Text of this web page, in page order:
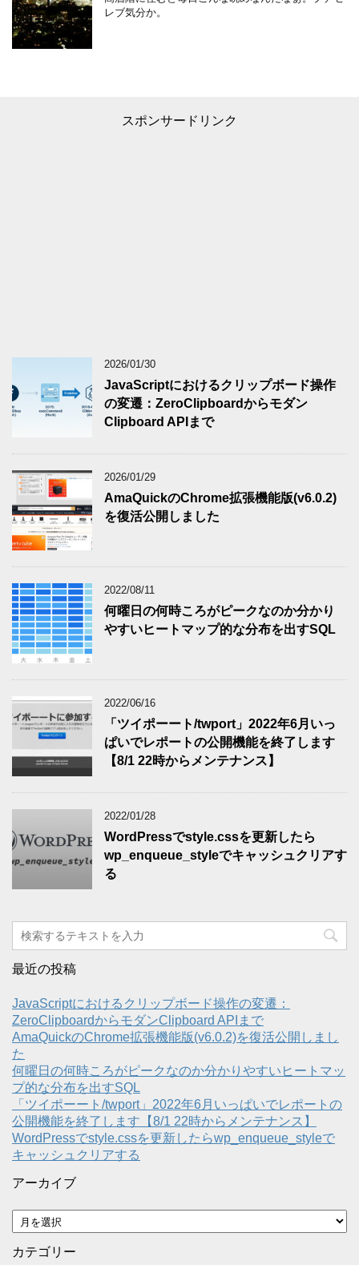
レブ気分か。
スポンサードリンク
2026/01/30
JavaScriptにおけるクリップボード操作
の変遷：ZeroClipboardからモダン
Clipboard APIまで
2026/01/29
AmaQuickのChrome拡張機能版(v6.0.2)
を復活公開しました
2022/08/11
何曜日の何時ころがピークなのか分かり
やすいヒートマップ的な分布を出すSQL
2022/06/16
「ツイポーート/twport」2022年6月いっ
ぱいでレポートの公開機能を終了します
【8/1 22時からメンテナンス】
2022/01/28
WordPressでstyle.cssを更新したら
wp_enqueue_styleでキャッシュクリアす
る
最近の投稿
JavaScriptにおけるクリップボード操作の変遷：
ZeroClipboardからモダンClipboard APIまで
AmaQuickのChrome拡張機能版(v6.0.2)を復活公開しまし
た
何曜日の何時ころがピークなのか分かりやすいヒートマッ
プ的な分布を出すSQL
「ツイポーート/twport」2022年6月いっぱいでレポートの
公開機能を終了します【8/1 22時からメンテナンス】
WordPressでstyle.cssを更新したらwp_enqueue_styleで
キャッシュクリアする
アーカイブ
ア
ー
カ
カテゴリー